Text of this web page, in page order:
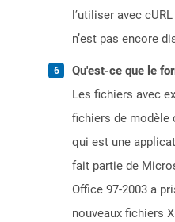
l’utiliser avec
n’est pas encore
Qu'est-ce que le
Les fichiers avec
fichiers de modèle
qui est une
fait partie de
Office 97-2003 a
nouveaux fichiers